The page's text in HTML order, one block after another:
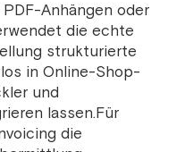
Anhängen oder
die echte
strukturierte
in Online-Shop-
und
lassen.Für
die